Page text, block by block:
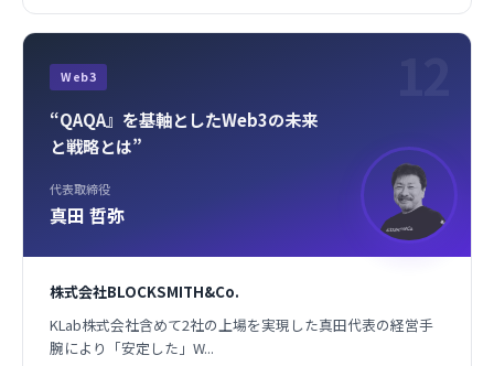
Web3
“QAQA』を基軸としたWeb3の未来
と戦略とは”
代表取締役
真田 哲弥
株式会社BLOCKSMITH&Co.
KLab株式会社含めて2社の上場を実現した真田代表の経営手
腕により「安定した」W...